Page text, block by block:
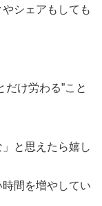
シェアもしても
だけ労わる”こと
と思えたら嬉し
間を増やしてい